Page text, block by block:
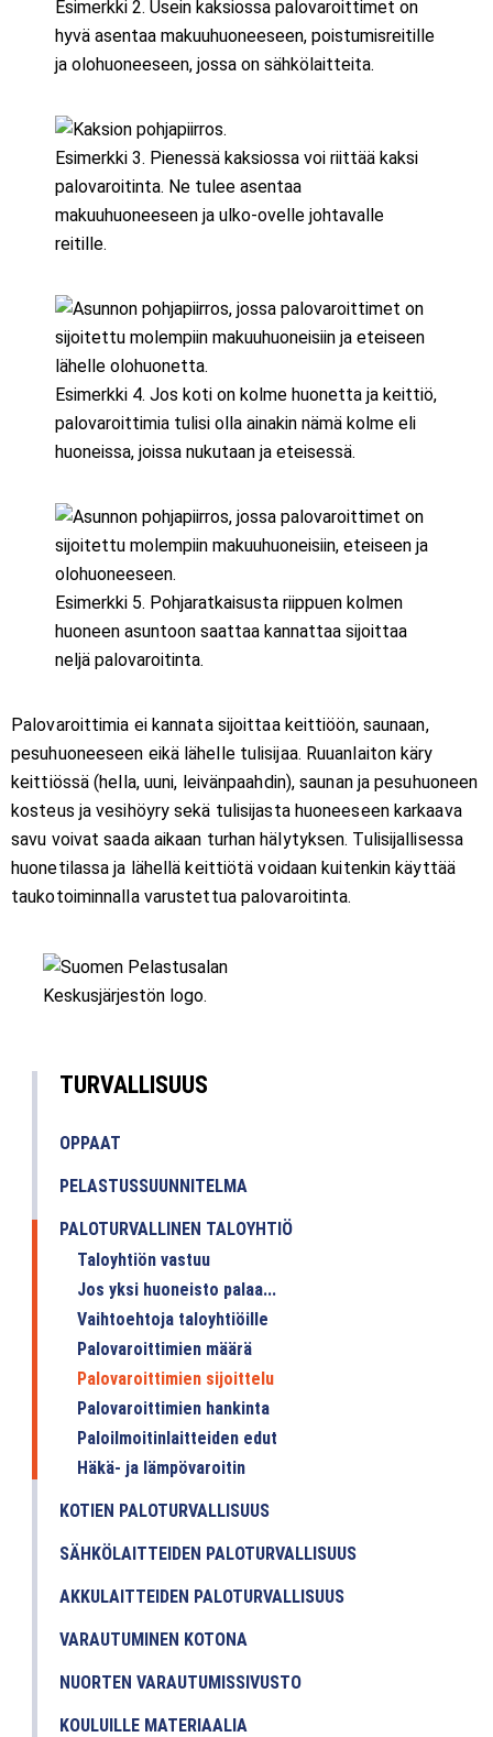
Esimerkki 2. Usein kaksiossa palovaroittimet on
hyvä asentaa makuuhuoneeseen, poistumisreitille
ja olohuoneeseen, jossa on sähkölaitteita.
Esimerkki 3. Pienessä kaksiossa voi riittää kaksi
palovaroitinta. Ne tulee asentaa
makuuhuoneeseen ja ulko-ovelle johtavalle
reitille.
Esimerkki 4. Jos koti on kolme huonetta ja keittiö,
palovaroittimia tulisi olla ainakin nämä kolme eli
huoneissa, joissa nukutaan ja eteisessä.
Esimerkki 5. Pohjaratkaisusta riippuen kolmen
huoneen asuntoon saattaa kannattaa sijoittaa
neljä palovaroitinta.
Palovaroittimia ei kannata sijoittaa keittiöön, saunaan,
pesuhuoneeseen eikä lähelle tulisijaa. Ruuanlaiton käry
keittiössä (hella, uuni, leivänpaahdin), saunan ja pesuhuoneen
kosteus ja vesihöyry sekä tulisijasta huoneeseen karkaava
savu voivat saada aikaan turhan hälytyksen. Tulisijallisessa
huonetilassa ja lähellä keittiötä voidaan kuitenkin käyttää
taukotoiminnalla varustettua palovaroitinta.
TURVALLISUUS
OPPAAT
PELASTUSSUUNNITELMA
PALOTURVALLINEN TALOYHTIÖ
Taloyhtiön vastuu
Jos yksi huoneisto palaa...
Vaihtoehtoja taloyhtiöille
Palovaroittimien määrä
Palovaroittimien sijoittelu
Palovaroittimien hankinta
Paloilmoitinlaitteiden edut
Häkä- ja lämpövaroitin
KOTIEN PALOTURVALLISUUS
SÄHKÖLAITTEIDEN PALOTURVALLISUUS
AKKULAITTEIDEN PALOTURVALLISUUS
VARAUTUMINEN KOTONA
NUORTEN VARAUTUMISSIVUSTO
KOULUILLE MATERIAALIA